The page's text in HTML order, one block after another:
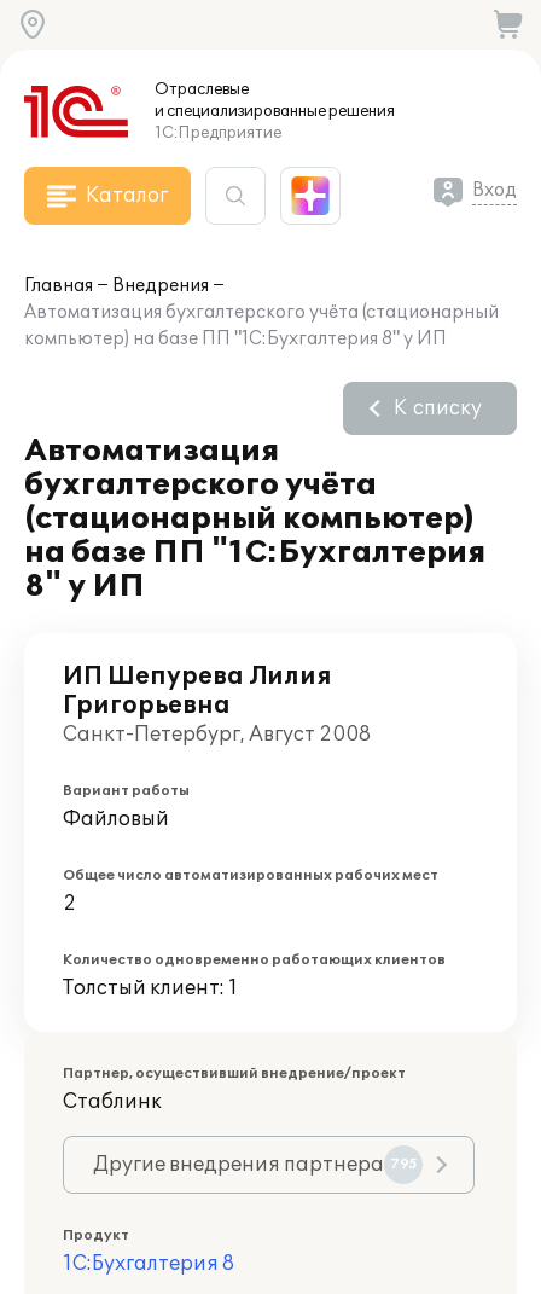
Отраслевые
и специализированныерешения
1С:Предприятие
Каталог Вход
Главная
Внедрения
Автоматизация бухгалтерского учёта (стационарный
компьютер) на базе ПП "1С:Бухгалтерия 8" у ИП
Автоматизация
бухгалтерского учёта
(стационарный компьютер)
на базе ПП "1С:Бухгалтерия
8" у ИП
К списку
ИП Шепурева Лилия
Григорьевна
Санкт-Петербург, Август 2008
Вариант работы
Файловый
Общее число автоматизированных рабочих мест
2
Количество одновременно работающих клиентов
Толстый клиент: 1
Партнер, осуществивший внедрение/проект
Стаблинк
Другие внедрения партнера 795
Продукт
1С:Бухгалтерия 8